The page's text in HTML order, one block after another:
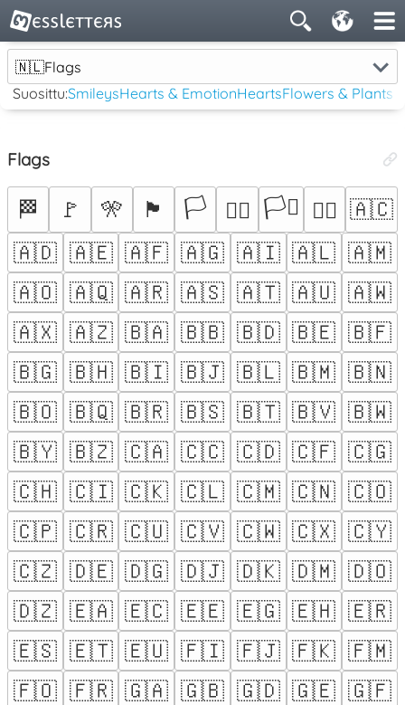
🇳🇱Flags
Suosittu:SmileysHearts & EmotionHeartsFlowers & Plants
Flags
🏁 🚩 🎌 🏴 🏳️ 🏳️‍🌈 🏳️‍⚧️ 🏴‍☠️ 🇦🇨
🇦🇩 🇦🇪 🇦🇫 🇦🇬 🇦🇮 🇦🇱 🇦🇲
🇦🇴 🇦🇶 🇦🇷 🇦🇸 🇦🇹 🇦🇺 🇦🇼
🇦🇽 🇦🇿 🇧🇦 🇧🇧 🇧🇩 🇧🇪 🇧🇫
🇧🇬 🇧🇭 🇧🇮 🇧🇯 🇧🇱 🇧🇲 🇧🇳
🇧🇴 🇧🇶 🇧🇷 🇧🇸 🇧🇹 🇧🇻 🇧🇼
🇧🇾 🇧🇿 🇨🇦 🇨🇨 🇨🇩 🇨🇫 🇨🇬
🇨🇭 🇨🇮 🇨🇰 🇨🇱 🇨🇲 🇨🇳 🇨🇴
🇨🇵 🇨🇷 🇨🇺 🇨🇻 🇨🇼 🇨🇽 🇨🇾
🇨🇿 🇩🇪 🇩🇬 🇩🇯 🇩🇰 🇩🇲 🇩🇴
🇩🇿 🇪🇦 🇪🇨 🇪🇪 🇪🇬 🇪🇭 🇪🇷
🇪🇸 🇪🇹 🇪🇺 🇫🇮 🇫🇯 🇫🇰 🇫🇲
🇫🇴 🇫🇷 🇬🇦 🇬🇧 🇬🇩 🇬🇪 🇬🇫